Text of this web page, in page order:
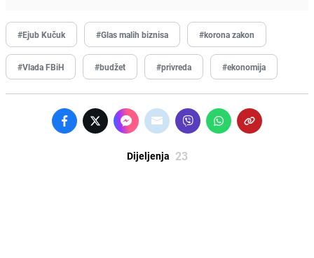
#Ejub Kučuk #Glas malih biznisa #korona zakon
#Vlada FBiH #budžet #privreda #ekonomija
Dijeljenja 23